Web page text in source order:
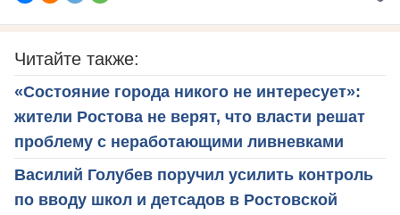
Читайте также:
«Состояние города никого не интересует»:
жители Ростова не верят, что власти решат
проблему с неработающими ливневками
Василий Голубев поручил усилить контроль
по вводу школ и детсадов в Ростовской